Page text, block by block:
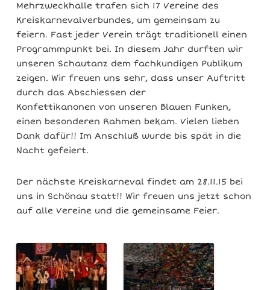
Mehrzweckhalle trafen sich 17 Vereine des
Kreiskarnevalverbundes, um gemeinsam zu
feiern. Fast jeder Verein trägt traditionell einen
Programmpunkt bei. In diesem Jahr durften wir
unseren Schautanz dem fachkundigen Publikum
zeigen. Wir freuen uns sehr, dass unser Auftritt
durch das Abschiessen der
Konfettikanonen von unseren Blauen Funken,
einen besonderen Rahmen bekam. Vielen lieben
Dank dafür!! Im Anschluß wurde bis spät in die
Nacht gefeiert.
Der nächste Kreiskarneval findet am 28.11.15 bei
uns in Schönau statt!! Wir freuen uns jetzt schon
auf alle Vereine und die gemeinsame Feier.